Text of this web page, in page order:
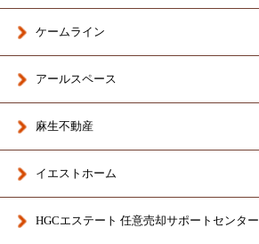
ケームライン
アールスペース
麻生不動産
イエストホーム
HGCエステート 任意売却サポートセンター